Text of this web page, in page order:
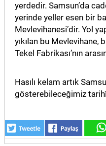
yerdedir. Samsun’da
yerinde yeller esen bir
Mevlevihanesi’dir. Yol
yıkılan bu Mevlevihane,
Tekel Fabrikası’nın
Hasılı kelam artık
gösterebileceğimiz tarihî